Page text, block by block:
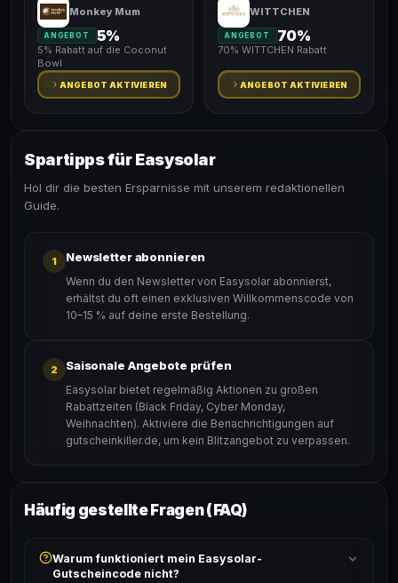
Monkey Mum
ANGEBOT 5%
5% Rabatt auf die Coconut
Bowl
ANGEBOT AKTIVIEREN
WITTCHEN
ANGEBOT 70%
70% WITTCHEN Rabatt
ANGEBOT AKTIVIEREN
Spartipps für Easysolar
Hol dir die besten Ersparnisse mit unserem redaktionellen
Guide.
1 Newsletter abonnieren
Wenn du den Newsletter von Easysolar abonnierst,
erhältst du oft einen exklusiven Willkommenscode von
10–15 % auf deine erste Bestellung.
2 Saisonale Angebote prüfen
Easysolar bietet regelmäßig Aktionen zu großen
Rabattzeiten (Black Friday, Cyber Monday,
Weihnachten). Aktiviere die Benachrichtigungen auf
gutscheinkiller.de, um kein Blitzangebot zu verpassen.
Häufig gestellte Fragen (FAQ)
Warum funktioniert mein Easysolar-
Gutscheincode nicht?